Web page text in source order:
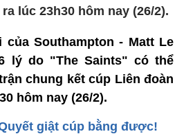
lúc 23h30 hôm nay (26/2).
của Southampton - Matt Le
lý do "The Saints" có thể
chung kết cúp Liên đoàn
hôm nay (26/2).
giật cúp bằng được!